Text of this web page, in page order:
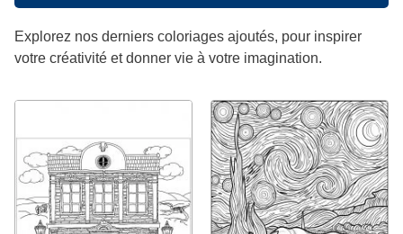
Explorez nos derniers coloriages ajoutés, pour inspirer
votre créativité et donner vie à votre imagination.